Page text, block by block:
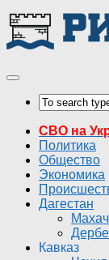
СВО на
Политика
Общество
Экономика
Дагестан
Кавказ